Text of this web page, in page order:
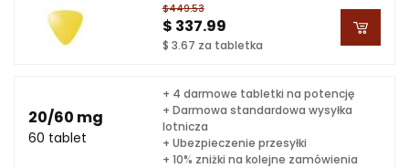
$449.53
$ 337.99
$ 3.67 za tabletka
20/60 mg
60 tablet
+ 4 darmowe tabletki na potencję
+ Darmowa standardowa wysyłka
lotnicza
+ Ubezpieczenie przesyłki
+ 10% zniżki na kolejne zamówienia